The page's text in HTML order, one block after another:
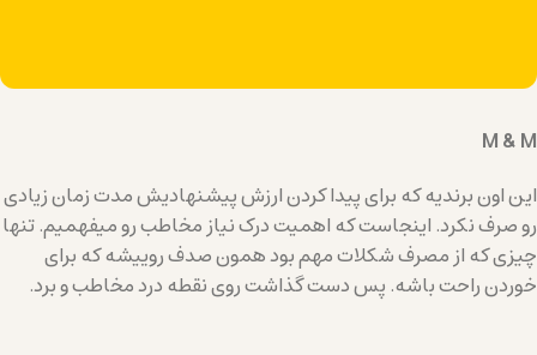
M & M
این اون برندیه که برای پیدا کردن ارزش پیشنهادیش مدت زمان زیادی
رو صرف نکرد. اینجاست که اهمیت درک نیاز مخاطب رو میفهمیم. تنها
چیزی که از مصرف شکلات مهم بود همون صدف روییشه که برای
خوردن راحت باشه. پس دست گذاشت روی نقطه درد مخاطب و برد.